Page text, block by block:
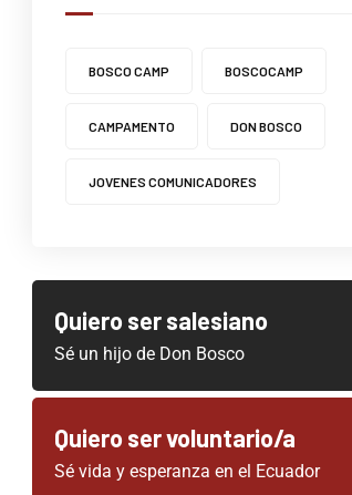
BOSCO CAMP BOSCOCAMP
CAMPAMENTO DON BOSCO
JOVENES COMUNICADORES
Quiero ser salesiano
Sé un hijo de Don Bosco
Quiero ser voluntario/a
Sé vida y esperanza en el Ecuador